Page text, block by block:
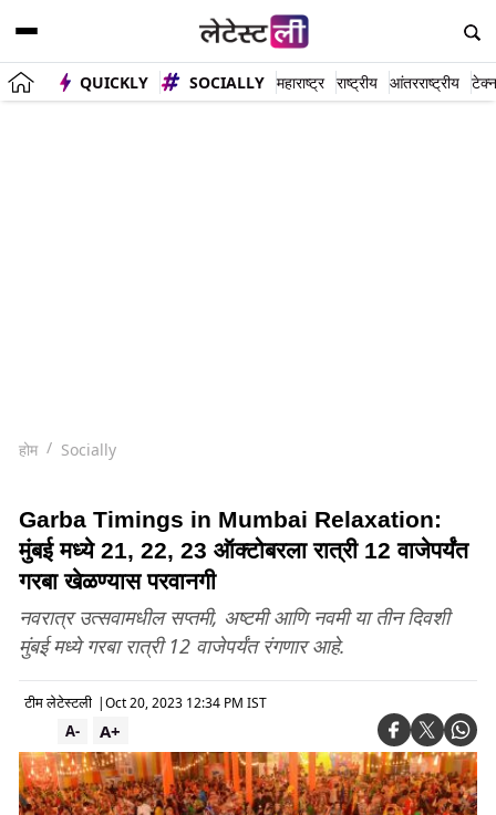
QUICKLY SOCIALLY महाराष्ट्र राष्ट्रीय आंतरराष्ट्रीय
होम Socially
Garba Timings in Mumbai Relaxation:
मुंबई मध्ये 21, 22, 23 ऑक्टोबरला रात्री 12 वाजेपर्यंत
गरबा खेळण्यास परवानगी
नवरात्र उत्सवामधील सप्तमी, अ‍ष्टमी आणि नवमी या तीन दिवशी
मुंबई मध्ये गरबा रात्री 12 वाजेपर्यंत रंगणार आहे.
टीम लेटेस्टली |Oct 20, 2023 12:34 PM IST
A+
A-